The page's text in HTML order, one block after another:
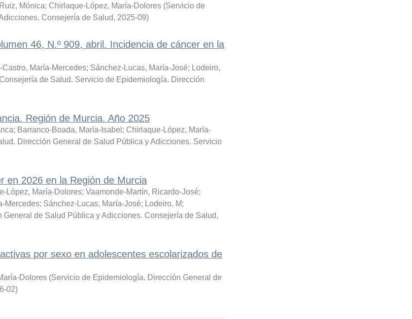
Mónica; Chirlaque-López, María-Dolores (Servicio de
Consejería de Salud, 2025-09)
46, N.º 909, abril. Incidencia de cáncer en la
Castro, María-Mercedes; Sánchez-Lucas, María-José; Lodeiro,
de Salud. Servicio de Epidemiología. Dirección
Región de Murcia. Año 2025
; Barranco-Boada, María-Isabel ; Chirlaque-López, María-
Dirección General de Salud Pública y Adicciones. Servicio
en 2026 en la Región de Murcia
López, María-Dolores; Vaamonde-Martín, Ricardo-José;
Mercedes; Sánchez-Lucas, María-José; Lodeiro, M;
de Salud Pública y Adicciones. Consejería de Salud,
por sexo en adolescentes escolarizados de
Dolores (Servicio de Epidemiología. Dirección General de
02)